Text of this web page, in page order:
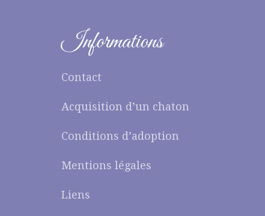
Informations
Contact
Acquisition d’un chaton
Conditions d’adoption
Mentions légales
Liens